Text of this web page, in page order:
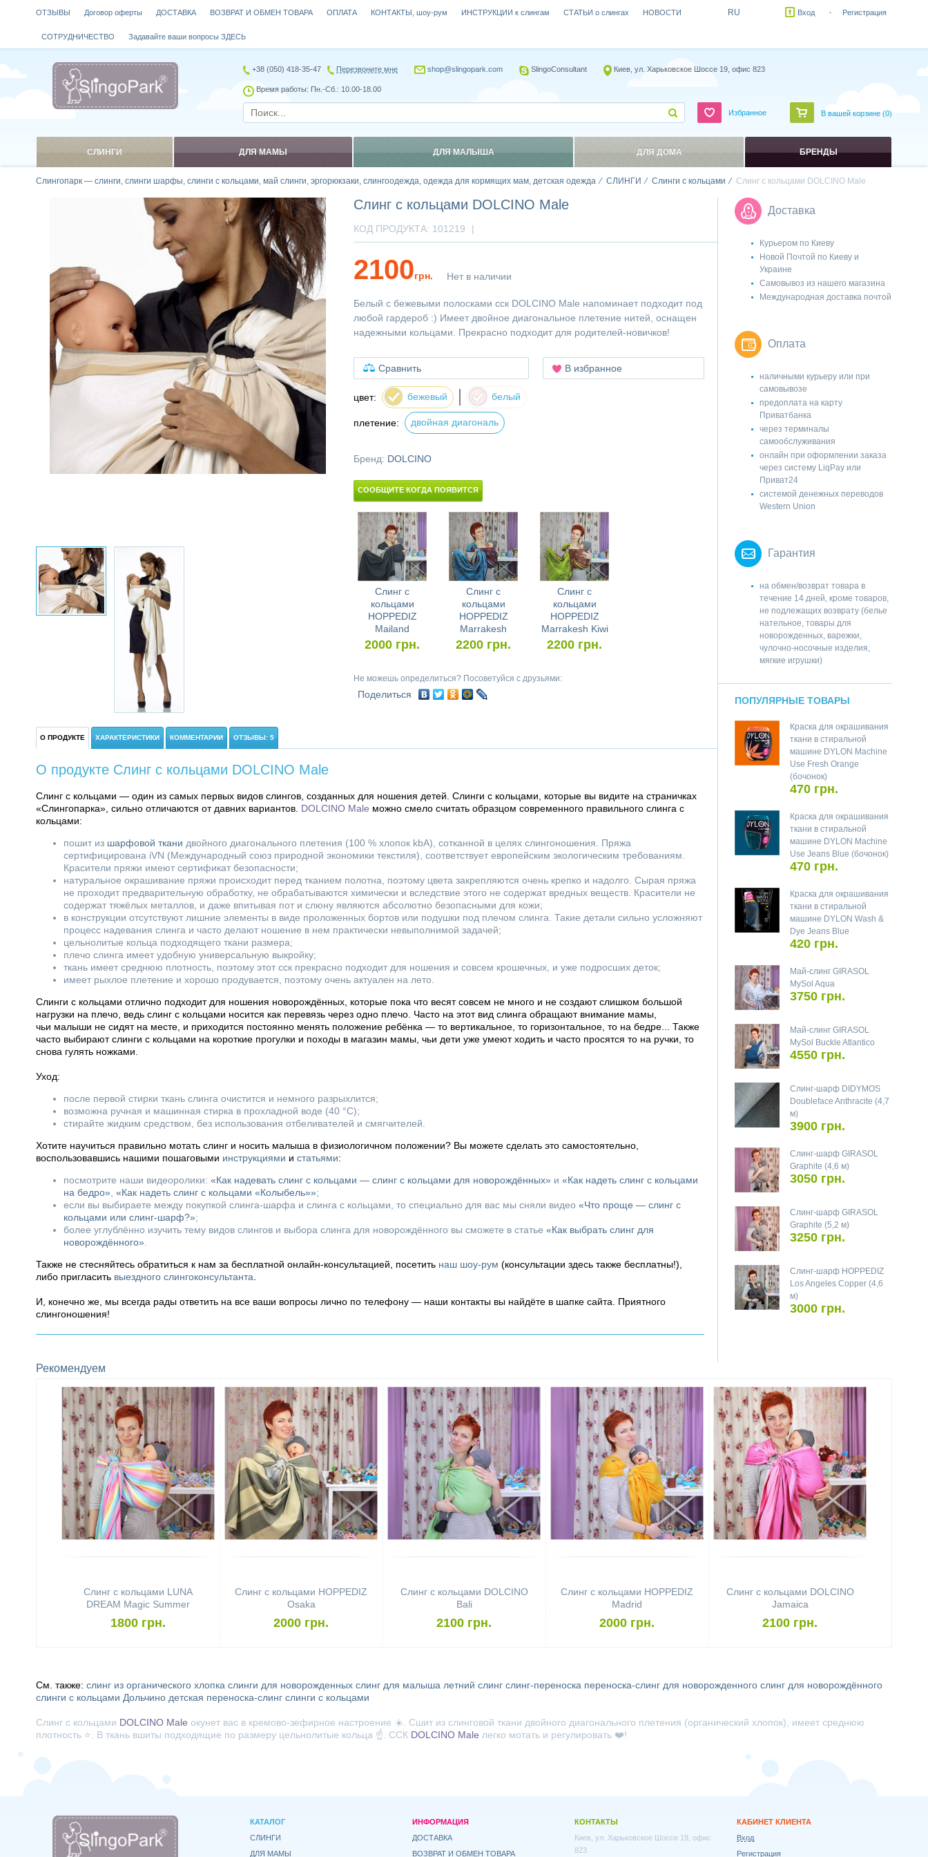
Слингопарк — слинги, слинги шарфы, слинги с кольцами, май слинги, эргорюкзаки, слингоодежда, одежда для кормящих мам, детская одежда СЛИНГИ Слинги с кольцами Слинг с кольцами DOLCINO Male
Слинг с кольцами DOLCINO Male
КОД ПРОДУКТА: 101219 |
2100грн. Нет в наличии
Белый с бежевыми полосками сск DOLCINO Male напоминает подходит под
любой гардероб :) Имеет двойное диагональное плетение нитей, оснащен
надежными кольцами. Прекрасно подходит для родителей-новичков!
Сравнить В избранное
цвет: бежевый белый
плетение: двойная диагональ
Бренд: DOLCINO
СООБЩИТЕ КОГДА ПОЯВИТСЯ
Слинг с
кольцами
HOPPEDIZ
Mailand
2000 грн.
Слинг с
кольцами
HOPPEDIZ
Marrakesh
2200 грн.
Слинг с
кольцами
HOPPEDIZ
Marrakesh Kiwi
2200 грн.
Не можешь определиться? Посоветуйся с друзьями:
Поделиться
О ПРОДУКТЕ ХАРАКТЕРИСТИКИ КОММЕНТАРИИ ОТЗЫВЫ: 5
О продукте Слинг с кольцами DOLCINO Male
Слинг с кольцами — один из самых первых видов слингов, созданных для ношения детей. Слинги с кольцами, которые вы видите на страничках
«Слингопарка», сильно отличаются от давних вариантов. DOLCINO Male можно смело считать образцом современного правильного слинга с
кольцами:
пошит из шарфовой ткани двойного диагонального плетения (100 % хлопок kbA), сотканной в целях слингоношения. Пряжа
сертифицирована iVN (Международный союз природной экономики текстиля), соответствует европейским экологическим требованиям.
Красители пряжи имеют сертификат безопасности;
натуральное окрашивание пряжи происходит перед тканием полотна, поэтому цвета закрепляются очень крепко и надолго. Сырая пряжа
не проходит предварительную обработку, не обрабатываются химически и вследствие этого не содержат вредных веществ. Красители не
содержат тяжёлых металлов, и даже впитывая пот и слюну являются абсолютно безопасными для кожи;
в конструкции отсутствуют лишние элементы в виде проложенных бортов или подушки под плечом слинга. Такие детали сильно усложняют
процесс надевания слинга и часто делают ношение в нем практически невыполнимой задачей;
цельнолитые кольца подходящего ткани размера;
плечо слинга имеет удобную универсальную выкройку;
ткань имеет среднюю плотность, поэтому этот сск прекрасно подходит для ношения и совсем крошечных, и уже подросших деток;
имеет рыхлое плетение и хорошо продувается, поэтому очень актуален на лето.
Слинги с кольцами отлично подходит для ношения новорождённых, которые пока что весят совсем не много и не создают слишком большой
нагрузки на плечо, ведь слинг с кольцами носится как перевязь через одно плечо. Часто на этот вид слинга обращают внимание мамы,
чьи малыши не сидят на месте, и приходится постоянно менять положение ребёнка — то вертикальное, то горизонтальное, то на бедре... Также
часто выбирают слинги с кольцами на короткие прогулки и походы в магазин мамы, чьи дети уже умеют ходить и часто просятся то на ручки, то
снова гулять ножками.
Уход:
после первой стирки ткань слинга очистится и немного разрыхлится;
возможна ручная и машинная стирка в прохладной воде (40 °С);
стирайте жидким средством, без использования отбеливателей и смягчителей.
Хотите научиться правильно мотать слинг и носить малыша в физиологичном положении? Вы можете сделать это самостоятельно,
воспользовавшись нашими пошаговыми инструкциями и статьями:
посмотрите наши видеоролики: «Как надевать слинг с кольцами — слинг с кольцами для новорождённых» и «Как надеть слинг с кольцами
на бедро» «Как надеть слинг с кольцами «Колыбель»»;
если вы выбираете между покупкой слинга-шарфа и слинга с кольцами, то специально для вас мы сняли видео «Что проще — слинг с
кольцами или слинг-шарф?»;
более углублённо изучить тему видов слингов и выбора слинга для новорождённого вы сможете в статье «Как выбрать слинг для
новорождённого»
Также не стесняйтесь обратиться к нам за бесплатной онлайн-консультацией, посетить наш шоу-рум (консультации здесь также бесплатны!),
либо пригласить выездного слингоконсультанта
И, конечно же, мы всегда рады ответить на все ваши вопросы лично по телефону — наши контакты вы найдёте в шапке сайта. Приятного
слингоношения!
Доставка
Курьером по Киеву
Новой Почтой по Киеву и
Украине
Самовывоз из нашего магазина
Международная доставка почтой
Оплата
наличными курьеру или при
самовывозе
предоплата на карту
Приватбанка
через терминалы
самообслуживания
онлайн при оформлении заказа
через систему LiqPay или
Приват24
системой денежных переводов
Western Union
Гарантия
на обмен/возврат товара в
течение 14 дней, кроме товаров,
не подлежащих возврату (белье
нательное, товары для
новорожденных, варежки,
чулочно-носочные изделия,
мягкие игрушки)
ПОПУЛЯРНЫЕ ТОВАРЫ
Краска для окрашивания
ткани в стиральной
машине DYLON Machine
Use Fresh Orange
(бочонок)
470 грн.
Краска для окрашивания
ткани в стиральной
машине DYLON Machine
Use Jeans Blue (бочонок)
470 грн.
Краска для окрашивания
ткани в стиральной
машине DYLON Wash &
Dye Jeans Blue
420 грн.
Май-слинг GIRASOL
MySol Aqua
3750 грн.
Май-слинг GIRASOL
MySol Buckle Atlantico
4550 грн.
Слинг-шарф DIDYMOS
Doubleface Anthracite (4,7
м)
3900 грн.
Слинг-шарф GIRASOL
Graphite (4,6 м)
3050 грн.
Слинг-шарф GIRASOL
Graphite (5,2 м)
3250 грн.
Слинг-шарф HOPPEDIZ
Los Angeles Copper (4,6
м)
3000 грн.
Рекомендуем
Cлинг с кольцами LUNA
DREAM Magic Summer
1800 грн.
Слинг с кольцами HOPPEDIZ
Osaka
2000 грн.
Слинг с кольцами DOLCINO
Bali
2100 грн.
Слинг с кольцами HOPPEDIZ
Madrid
2000 грн.
Слинг с кольцами DOLCINO
Jamaica
2100 грн.
См. также: слинг из органического хлопка слинги для новорожденных слинг для малыша летний слинг слинг-переноска переноска-слинг для новорожденного слинг для новорождённого
слинги с кольцами Дольчино детская переноска-слинг слинги с кольцами
Слинг с кольцами DOLCINO Male окунет вас в кремово-зефирное настроение ☀️. Сшит из слинговой ткани двойного диагонального плетения (органический хлопок), имеет среднюю
плотность ⭐. В ткань вшиты подходящие по размеру цельнолитые кольца ☝️. ССК DOLCINO Male легко мотать и регулировать ❤️!
ОТЗЫВЫ Договор оферты ДОСТАВКА ВОЗВРАТ И ОБМЕН ТОВАРА ОПЛАТА КОНТАКТЫ, шоу-рум ИНСТРУКЦИИ к слингам СТАТЬИ о слингах НОВОСТИ
СОТРУДНИЧЕСТВО Задавайте ваши вопросы ЗДЕСЬ
RU Вход Регистрация
+38 (050) 418-35-47 Перезвоните мне shop@slingopark.com SlingoConsultant Киев, ул. Харьковское Шоссе 19, офис 823
Время работы: Пн.-Сб.: 10.00-18.00
Избранное В вашей корзине (0)
СЛИНГИ ДЛЯ МАМЫ ДЛЯ МАЛЫША ДЛЯ ДОМА БРЕНДЫ
КАТАЛОГ
СЛИНГИ
ДЛЯ МАМЫ
ИНФОРМАЦИЯ
ДОСТАВКА
ВОЗВРАТ И ОБМЕН ТОВАРА
КОНТАКТЫ
Киев, ул. Харьковское Шоссе 19, офис
823
КАБИНЕТ КЛИЕНТА
Вход
Регистрация